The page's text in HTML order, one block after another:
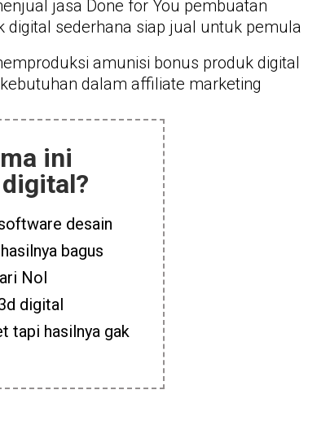
jasa Done for You pembuatan
digital sederhana siap jual untuk pemula
amunisi bonus produk digital
dalam affiliate marketing
ini
desain
bagus
Nol
digital
tapi hasilnya gak